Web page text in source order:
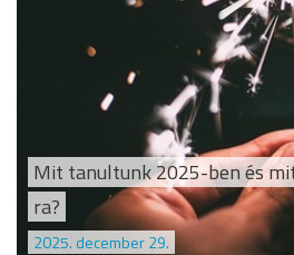
Mit tanultunk 2025-ben és
ra?
2025. december 29.